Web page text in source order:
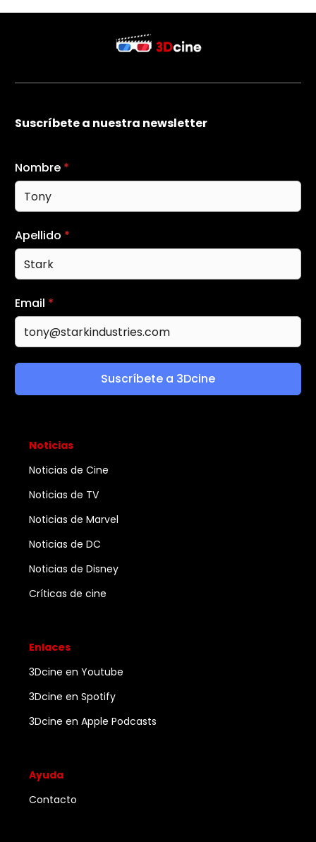
Suscríbete a nuestra newsletter
Nombre *
Apellido *
Email *
Suscríbete a 3Dcine
Noticias
Noticias de Cine
Noticias de TV
Noticias de Marvel
Noticias de DC
Noticias de Disney
Críticas de cine
Enlaces
3Dcine en Youtube
3Dcine en Spotify
3Dcine en Apple Podcasts
Ayuda
Contacto